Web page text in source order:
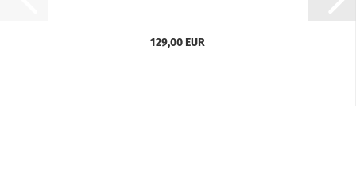
129,00 EUR